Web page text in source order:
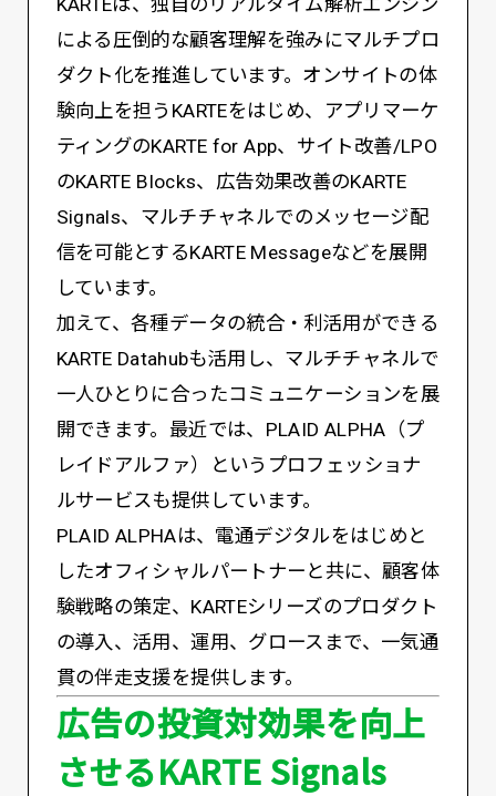
による圧倒的な顧客理解を強みにマルチプロ
ダクト化を推進しています。オンサイトの体
験向上を担うKARTEをはじめ、アプリマーケ
ティングのKARTE for App、サイト改善/LPO
のKARTE Blocks、広告効果改善のKARTE
Signals、マルチチャネルでのメッセージ配
信を可能とするKARTE Messageなどを展開
しています。
加えて、各種データの統合・利活用ができる
KARTE Datahubも活用し、マルチチャネルで
一人ひとりに合ったコミュニケーションを展
開できます。最近では、PLAID ALPHA（プ
レイドアルファ）というプロフェッショナ
ルサービスも提供しています。
PLAID ALPHAは、電通デジタルをはじめと
したオフィシャルパートナーと共に、顧客体
験戦略の策定、KARTEシリーズのプロダクト
の導入、活用、運用、グロースまで、一気通
貫の伴走支援を提供します。
広告の投資対効果を向上
させるKARTE Signals